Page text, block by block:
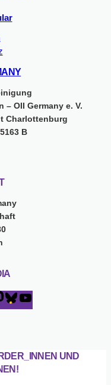
OII Germany e. V.
Charlottenburg
B
M
a
o
d
B
l
s
k
o
u
UND